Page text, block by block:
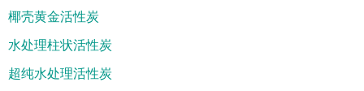
椰壳黄金活性炭
水处理柱状活性炭
超纯水处理活性炭